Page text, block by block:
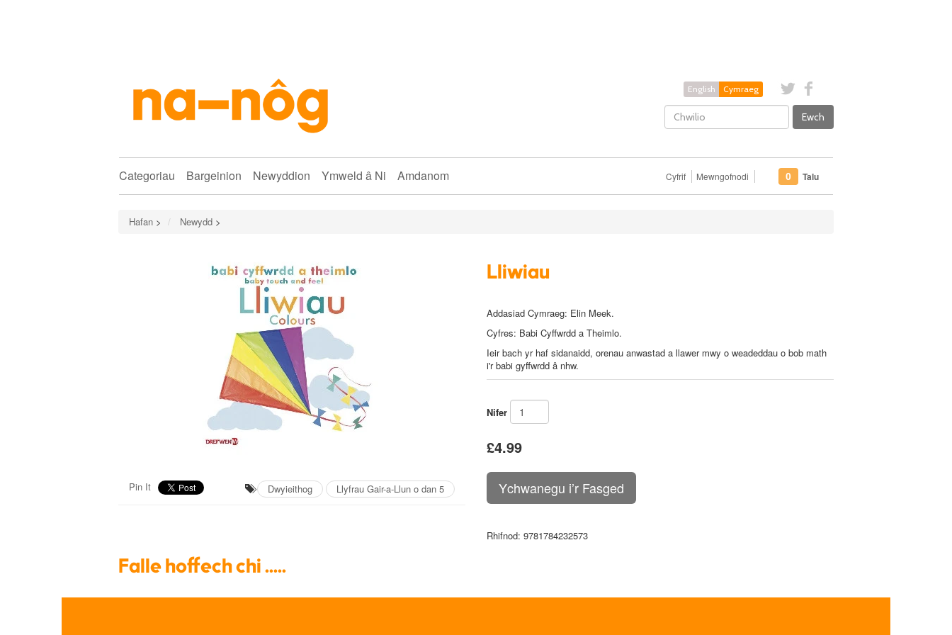
English Cymraeg
Ewch
Categoriau Bargeinion Newyddion Ymweld â Ni Amdanom Cyfrif Mewngofnodi 0 Talu
Hafan > Newydd >
Pin It Dwyieithog Llyfrau Gair-a-Llun o dan 5
Lliwiau
Addasiad Cymraeg: Elin Meek.
Cyfres: Babi Cyffwrdd a Theimlo.
Ieir bach yr haf sidanaidd, orenau anwastad a llawer mwy o weadeddau o bob math
i'r babi gyffwrdd â nhw.
Nifer
£4.99
Rhifnod: 9781784232573
Falle hoffech chi .....